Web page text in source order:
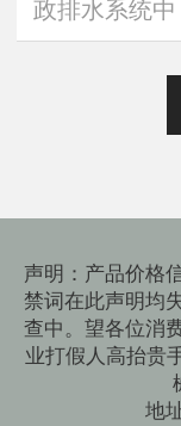
政排水系统
着“水路守门人
声明：产品价格
禁词在此声明均
查中。望各位消
业打假人高抬贵
地